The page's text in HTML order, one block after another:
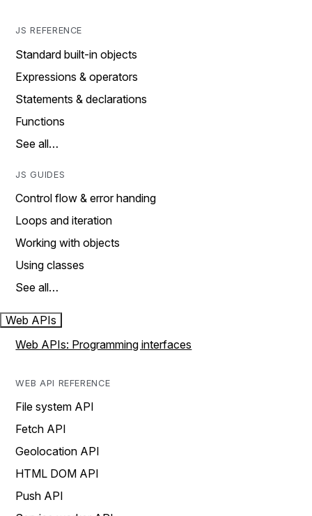
JS REFERENCE
Standard built-in objects
Expressions & operators
Statements & declarations
Functions
See all…
JS GUIDES
Control flow & error handing
Loops and iteration
Working with objects
Using classes
See all…
Web APIs
Web APIs: Programming interfaces
WEB API REFERENCE
File system API
Fetch API
Geolocation API
HTML DOM API
Push API